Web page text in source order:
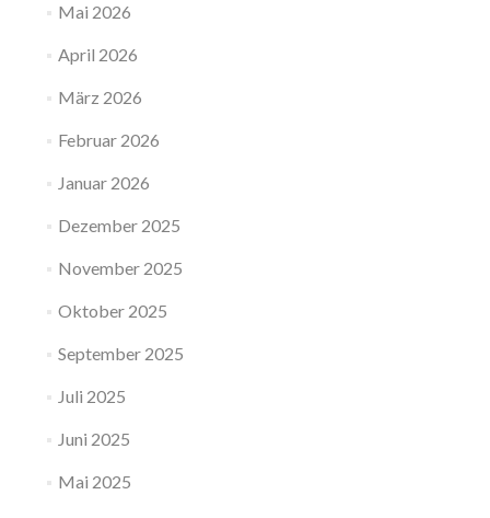
Mai 2026
April 2026
März 2026
Februar 2026
Januar 2026
Dezember 2025
November 2025
Oktober 2025
September 2025
Juli 2025
Juni 2025
Mai 2025